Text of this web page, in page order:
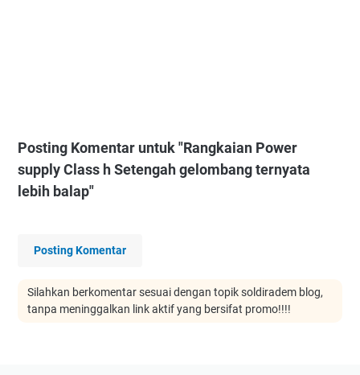
Posting Komentar untuk "Rangkaian Power
supply Class h Setengah gelombang ternyata
lebih balap"
Posting Komentar
Silahkan berkomentar sesuai dengan topik soldiradem blog,
tanpa meninggalkan link aktif yang bersifat promo!!!!